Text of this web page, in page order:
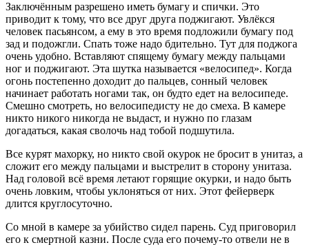
Заключённым разрешено иметь бумагу и спички. Это
приводит к тому, что все друг друга поджигают. Увлёкся
человек пасьянсом, а ему в это время подложили бумагу под
зад и подожгли. Спать тоже надо бдительно. Тут для поджога
очень удобно. Вставляют спящему бумагу между пальцами
ног и поджигают. Эта шутка называется «велосипед». Когда
огонь постепенно доходит до пальцев, сонный человек
начинает работать ногами так, он будто едет на велосипеде.
Смешно смотреть, но велосипедисту не до смеха. В камере
никто никого никогда не выдаст, и нужно по глазам
догадаться, какая сволочь над тобой подшутила.
Все курят махорку, но никто свой окурок не бросит в унитаз, а
сложит его между пальцами и выстрелит в сторону унитаза.
Над головой всё время летают горящие окурки, и надо быть
очень ловким, чтобы уклоняться от них. Этот фейерверк
длится круглосуточно.
Со мной в камере за убийство сидел парень. Суд приговорил
его к смертной казни. После суда его почему-то отвели не в